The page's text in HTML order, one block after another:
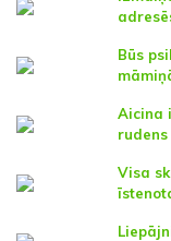
Būs
Aicina
Visa